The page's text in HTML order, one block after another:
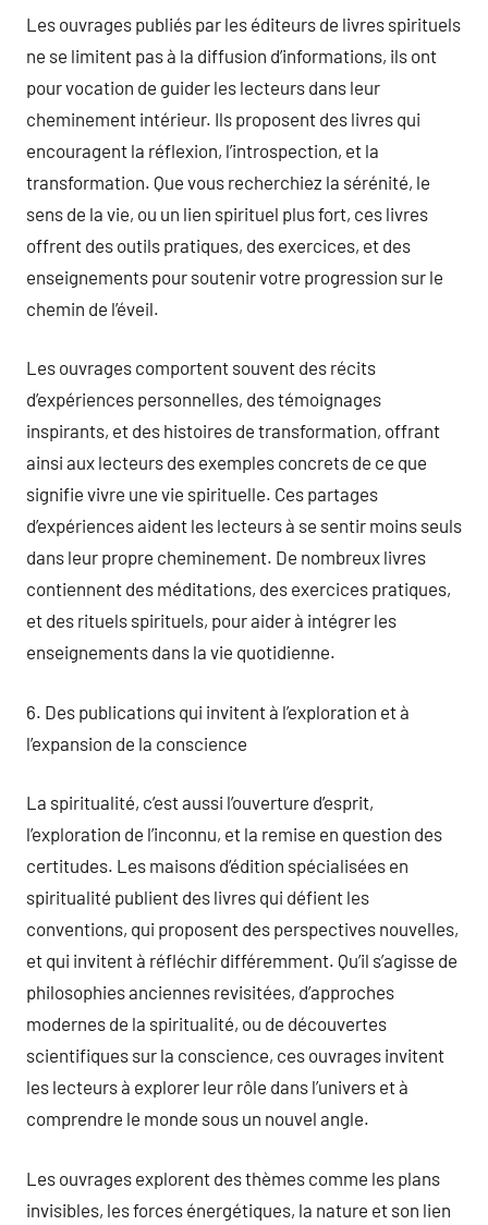
Les ouvrages publiés par les éditeurs de livres spirituels
ne se limitent pas à la diffusion d’informations, ils ont
pour vocation de guider les lecteurs dans leur
cheminement intérieur. Ils proposent des livres qui
encouragent la réflexion, l’introspection, et la
transformation. Que vous recherchiez la sérénité, le
sens de la vie, ou un lien spirituel plus fort, ces livres
offrent des outils pratiques, des exercices, et des
enseignements pour soutenir votre progression sur le
chemin de l’éveil.
Les ouvrages comportent souvent des récits
d’expériences personnelles, des témoignages
inspirants, et des histoires de transformation, offrant
ainsi aux lecteurs des exemples concrets de ce que
signifie vivre une vie spirituelle. Ces partages
d’expériences aident les lecteurs à se sentir moins seuls
dans leur propre cheminement. De nombreux livres
contiennent des méditations, des exercices pratiques,
et des rituels spirituels, pour aider à intégrer les
enseignements dans la vie quotidienne.
6. Des publications qui invitent à l’exploration et à
l’expansion de la conscience
La spiritualité, c’est aussi l’ouverture d’esprit,
l’exploration de l’inconnu, et la remise en question des
certitudes. Les maisons d’édition spécialisées en
spiritualité publient des livres qui défient les
conventions, qui proposent des perspectives nouvelles,
et qui invitent à réfléchir différemment. Qu’il s’agisse de
philosophies anciennes revisitées, d’approches
modernes de la spiritualité, ou de découvertes
scientifiques sur la conscience, ces ouvrages invitent
les lecteurs à explorer leur rôle dans l’univers et à
comprendre le monde sous un nouvel angle.
Les ouvrages explorent des thèmes comme les plans
invisibles, les forces énergétiques, la nature et son lien